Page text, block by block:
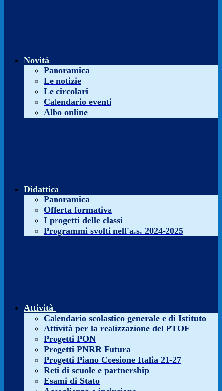
Novità
Panoramica
Le notizie
Le circolari
Calendario eventi
Albo online
Didattica
Panoramica
Offerta formativa
I progetti delle classi
Programmi svolti nell'a.s. 2024-2025
Attività
Calendario scolastico generale e di Istituto
Attività per la realizzazione del PTOF
Progetti PON
Progetti PNRR Futura
Progetti Piano Coesione Italia 21-27
Reti di scuole e partnership
Esami di Stato